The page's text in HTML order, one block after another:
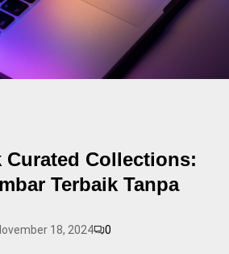
Collections:
Terbaik Tanpa
18, 2024 0